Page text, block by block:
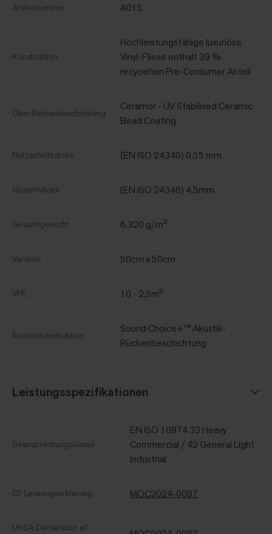
Artikelnummer A015
Konstruktion
Hochleistungsfähige luxuriöse
Vinyl-Fliese enthalt 39 %
recycelten Pre-Consumer Anteil
Oberflächenbeschichtung
Ceramor - UV Stabilised Ceramic
Bead Coating
Nutzschichtdicke (EN ISO 24340) 0.55 mm
Gesamtdicke (EN ISO 24346) 4.5mm
Gesamtgewicht 6,320 g/m²
Variante 50cm x 50cm
VPE 10 - 2,5m²
Rückenkonstruktion
Sound Choice+™ Akustik-
Rückenbeschichtung
Leistungsspezifikationen
Beanspruchungsklasse
EN ISO 10874 33 Heavy
Commercial / 42 General Light
Industrial
CE Leistungserklärung MOC2024-0087
UKCA Declaration of